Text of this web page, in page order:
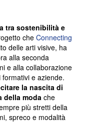
tra sostenibilità e
che Connecting
delle arti visive, ha
alla seconda
e alla collaborazione
e aziende.
la nascita di
della modache
più stretti della
spreco e modalità